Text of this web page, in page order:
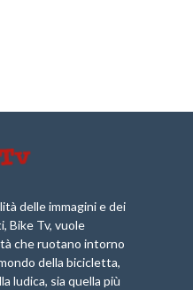
delle immagini e dei
Bike Tv, vuole
che ruotano intorno
della bicicletta,
ludica, sia quella più